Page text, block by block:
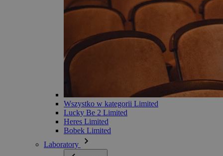
Wszystko w kategorii Limited
Lucky Be 2 Limited
Heres Limited
Bobek Limited
Laboratory